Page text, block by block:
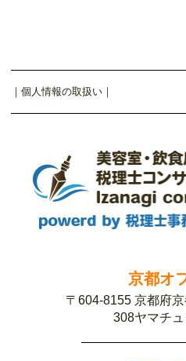
｜ 個人情報の取扱い ｜
京都オ
〒604-8155 京都府
308ヤマチ